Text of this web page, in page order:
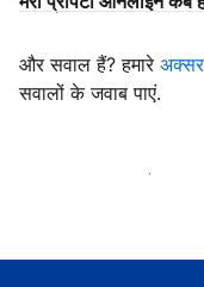
और सवाल हैं? हमारे
सवालों के जवाब पाएं.
मेहमानों का स्वागत